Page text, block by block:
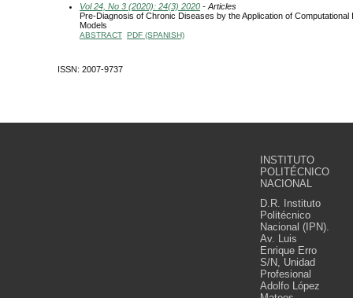
Vol 24, No 3 (2020): 24(3) 2020 - Articles
Pre-Diagnosis of Chronic Diseases by the Application of Computational
Models
ABSTRACT PDF (SPANISH)
ISSN: 2007-9737
INSTITUTO
POLITÉCNICO
NACIONAL
D.R. Instituto
Politécnico
Nacional (IPN).
Av. Luis
Enrique Erro
S/N, Unidad
Profesional
Adolfo López